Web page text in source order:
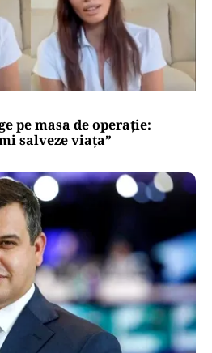
pe masa de operație:
salveze viața”